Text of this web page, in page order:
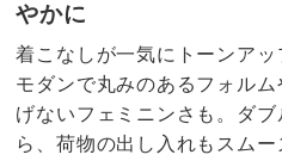
やかに
着こなしが一気にトーンアッ
モダンで丸みのあるフォル
げないフェミニンさも。ダ
ら、荷物の出し入れもスムー